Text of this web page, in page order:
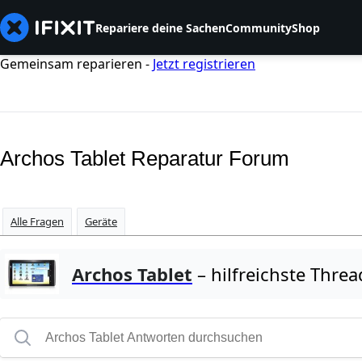
Repariere deine SachenCommunityShop
Gemeinsam reparieren - Jetzt registrieren
Archos Tablet Reparatur Forum
Alle Fragen Geräte
Archos Tablet – hilfreichste